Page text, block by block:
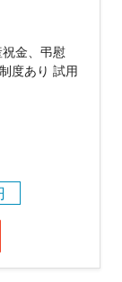
祝金、弔慰
度あり 試用